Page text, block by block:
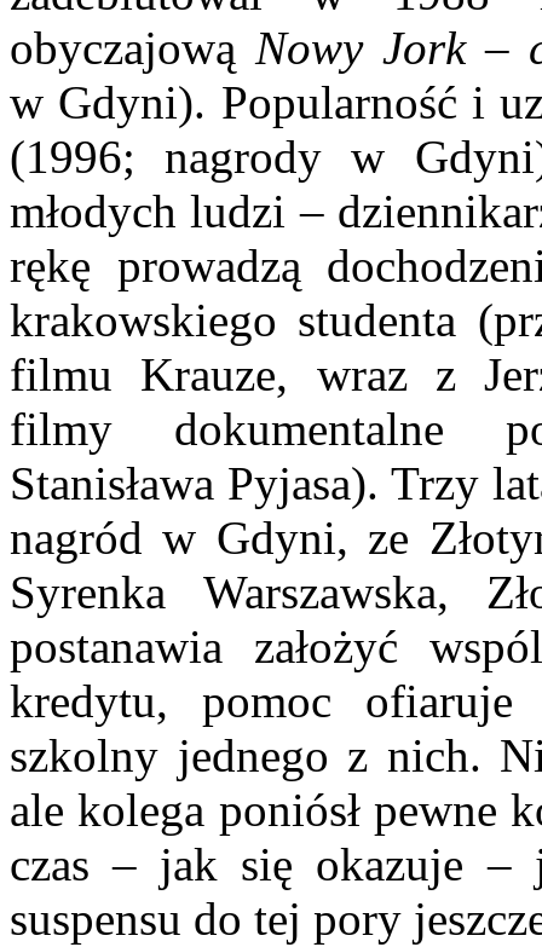
obyczajową Nowy Jork –
w Gdyni). Popularność i
(1996; nagrody w
młodych ludzi –
rękę prowadzą
krakowskiego studenta
filmu Krauze, wraz z
filmy dokumentalne
Stanisława Pyjasa). Trzy
nagród w Gdyni, ze
Syrenka Warszawska,
postanawia założyć
kredytu, pomoc ofiaruje
szkolny jednego z nich.
ale kolega poniósł pewne
czas – jak się okazuje –
suspensu do tej pory